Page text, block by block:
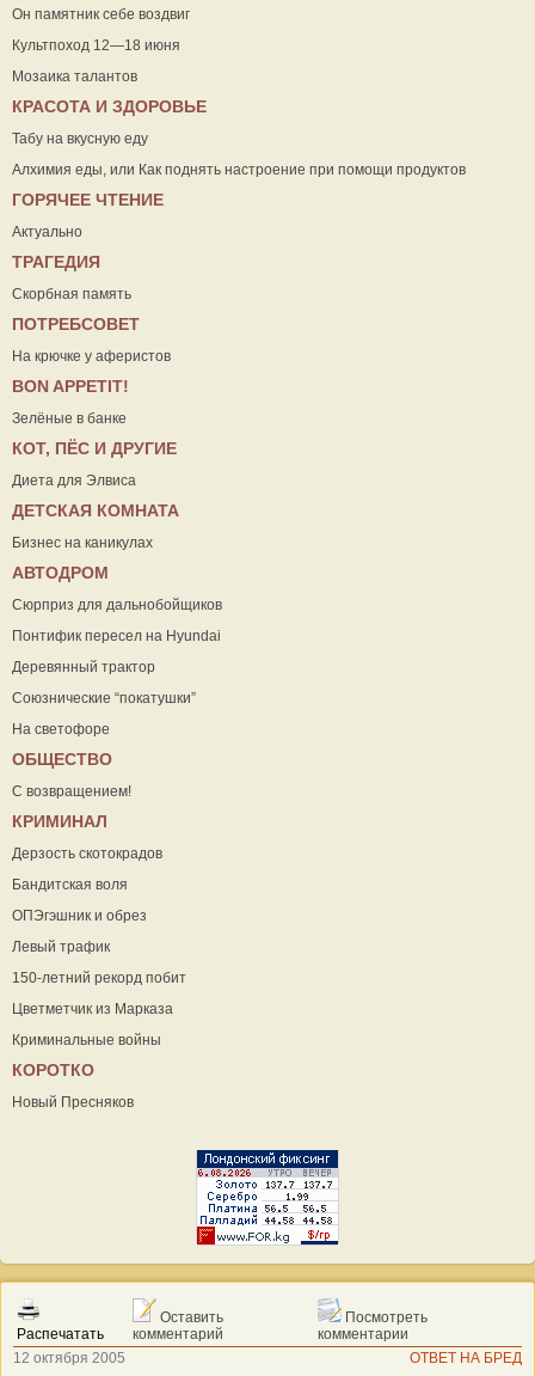
Он памятник себе воздвиг
Культпоход 12—18 июня
Мозаика талантов
КРАСОТА И ЗДОРОВЬЕ
Табу на вкусную еду
Алхимия еды, или Как поднять настроение при помощи продуктов
ГОРЯЧЕЕ ЧТЕНИЕ
Актуально
ТРАГЕДИЯ
Скорбная память
ПОТРЕБСОВЕТ
На крючке у аферистов
ВON APPETIT!
Зелёные в банке
КОТ, ПЁС И ДРУГИЕ
Диета для Элвиса
ДЕТСКАЯ КОМНАТА
Бизнес на каникулах
АВТОДРОМ
Сюрприз для дальнобойщиков
Понтифик пересел на Hyundai
Деревянный трактор
Союзнические “покатушки”
На светофоре
ОБЩЕСТВО
С возвращением!
КРИМИНАЛ
Дерзость скотокрадов
Бандитская воля
ОПЭгэшник и обрез
Левый трафик
150-летний рекорд побит
Цветметчик из Марказа
Криминальные войны
КОРОТКО
Новый Пресняков
Распечатать
Оставить
комментарий
Посмотреть
комментарии
12 октября 2005
ОТВЕТ НА БРЕД